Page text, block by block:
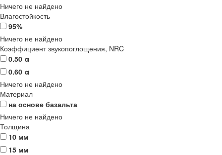
Ничего не найдено
Влагостойкость
95%
Ничего не найдено
Коэффициент звукопоглощения, NRC
0.50 α
0.60 α
Ничего не найдено
Материал
на основе базальта
Ничего не найдено
Толщина
10 мм
15 мм